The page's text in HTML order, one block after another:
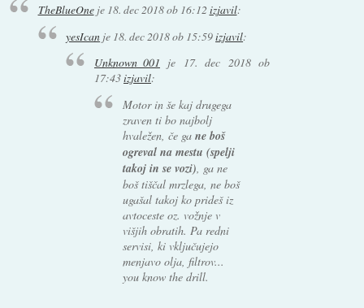
TheBlueOneje 18. dec 2018 ob 16:12 izjavil:
yesIcan je 18. dec 2018 ob 15:59izjavil:
Unknown_001 je 17. dec 2018 ob
17:43izjavil:
Motor in še kaj drugega
zraven ti bo najbolj
hvaležen, če gane boš
ogreval na mestu (spelji
takoj in se vozi), ga ne
boš tiščal mrzlega, ne boš
ugašal takoj ko prideš iz
avtoceste oz. vožnje v
višjih obratih. Pa redni
servisi, ki vključujejo
menjavo olja, filtrov...
you know the drill.